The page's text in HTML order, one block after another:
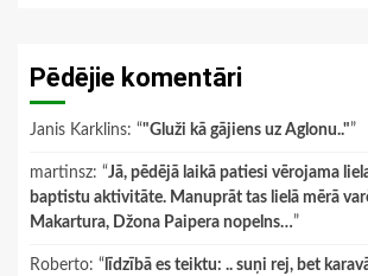
Pēdējie komentāri
Janis Karklins: “"Gluži kā gājiens uz Aglonu.."”
martinsz: “Jā, pēdējā laikā patiesi vērojama
baptistu aktivitāte. Manuprāt tas lielā mērā
Makartura, Džona Paipera nopelns…”
Roberto: “ līdzībā es teiktu: .. suņi rej, bet